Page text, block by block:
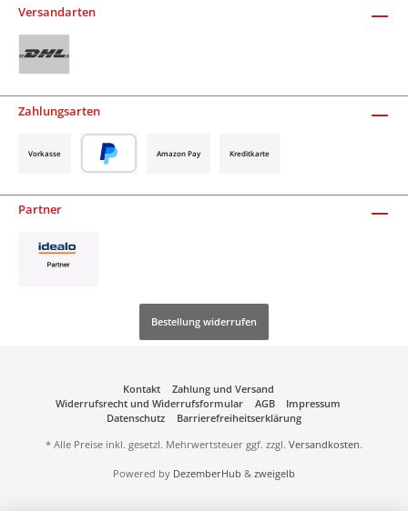
Versandarten
Zahlungsarten
Vorkasse Amazon Pay Kreditkarte
Partner
Bestellung widerrufen
Kontakt
Zahlung und Versand
Widerrufsrecht und Widerrufsformular
AGB
Impressum
Datenschutz
Barrierefreiheitserklärung
* Alle Preise inkl. gesetzl. Mehrwertsteuer ggf. zzgl. Versandkosten.
Powered by DezemberHub & zweigelb